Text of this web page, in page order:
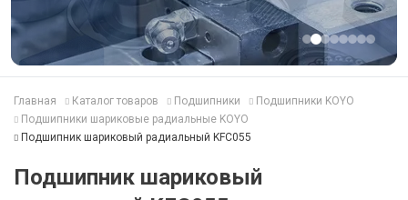
Главная Каталог товаров Подшипники
Подшипники KOYO
Подшипники шариковые радиальные KOYO
Подшипник шариковый радиальный KFC055
Подшипник шариковый